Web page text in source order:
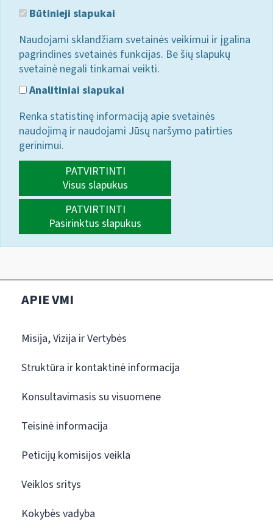
Būtinieji slapukai
Naudojami sklandžiam svetainės veikimui ir įgalina
pagrindines svetainės funkcijas. Be šių slapukų
svetainė negali tinkamai veikti.
Analitiniai slapukai
Renka statistinę informaciją apie svetainės
naudojimą ir naudojami Jūsų naršymo patirties
gerinimui.
PATVIRTINTI
Visus slapukus
PATVIRTINTI
Pasirinktus slapukus
APIE VMI
Misija, Vizija ir Vertybės
Struktūra ir kontaktinė informacija
Konsultavimasis su visuomene
Teisinė informacija
Peticijų komisijos veikla
Veiklos sritys
Kokybės vadyba